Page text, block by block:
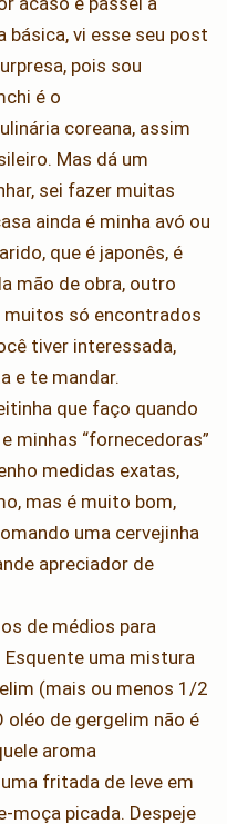
básica, vi esse seu post
pois sou
é o
coreana, assim
Mas dá um
sei fazer muitas
ainda é minha avó ou
que é japonês, é
mão de obra, outro
muitos só encontrados
tiver interessada,
e te mandar.
que faço quando
minhas “fornecedoras”
medidas exatas,
mas é muito bom,
uma cervejinha
apreciador de
de médios para
Esquente uma mistura
(mais ou menos 1/2
oléo de gergelim não é
aroma
fritada de leve em
moça picada. Despeje